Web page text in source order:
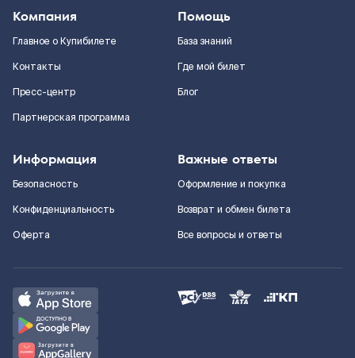
Компания
Главное о Купибилете
Контакты
Пресс-центр
Партнерская программа
Помощь
База знаний
Где мой билет
Блог
Информация
Безопасность
Конфиденциальность
Оферта
Важные ответы
Оформление и покупка
Возврат и обмен билета
Все вопросы и ответы